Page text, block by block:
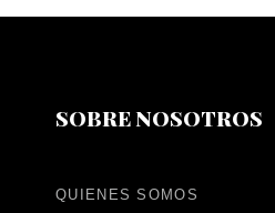
SOBRE NOSOTROS
QUIENES SOMOS